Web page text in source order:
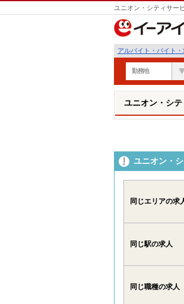
ユニオン・シティサー
アルバイト・バイト
勤務地
ユニオン・シ
ユニオン・
同じエリアの求
同じ駅の求人
同じ職種の求人